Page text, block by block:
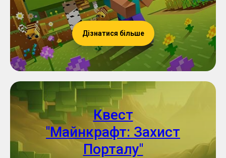
Дізнатися більше
Квест
"Майнкрафт: Захист
Порталу"